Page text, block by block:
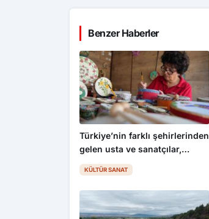
Benzer Haberler
Türkiye’nin farklı şehirlerinden
gelen usta ve sanatçılar,
Kastamonu’da el emeği
ürünlerini tanıttı
KÜLTÜR SANAT